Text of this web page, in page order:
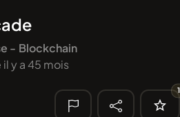
POOPSIE
#622
Heap of hay HAY
#556
- Blockchain
y a 45 mois
1